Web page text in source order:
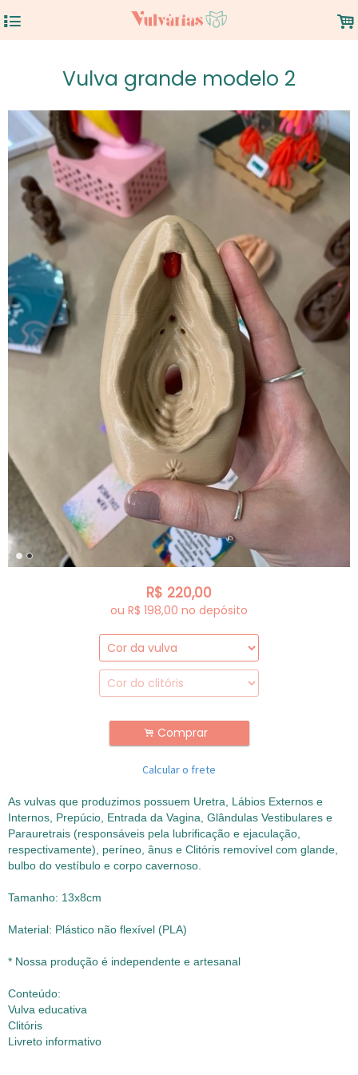
4 .
Vulva grande modelo 2
R$ 220,00
ou R$ 198,00 no depósito
. Comprar
Calcular o frete
As vulvas que produzimos possuem Uretra, Lábios Externos e
Internos, Prepúcio, Entrada da Vagina, Glândulas Vestibulares e
Parauretrais (responsáveis pela lubrificação e ejaculação,
respectivamente), períneo, ânus e Clitóris removível com glande,
bulbo do vestíbulo e corpo cavernoso.
Tamanho: 13x8cm
Material: Plástico não flexível (PLA)
* Nossa produção é independente e artesanal
Conteúdo:
Vulva educativa
Clitóris
Livreto informativo